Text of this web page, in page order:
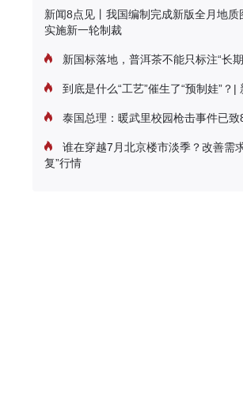
新闻8点见丨我国编制完成新版全月地质
实施新一轮制裁
新国标落地，普洱茶不能只标注“长
到底是什么“工艺”催生了“预制娃”？|
泰国总理：暖武里校园枪击事件已
谁在穿越7月北京楼市淡季？改善需
复”行情